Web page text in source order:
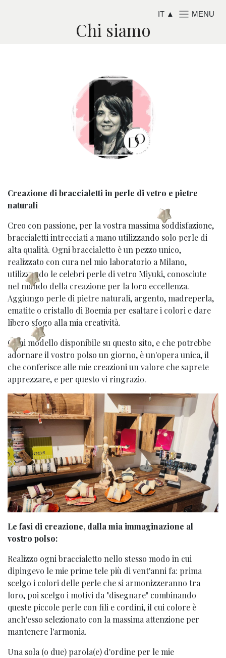
IT
Chi siamo
Creazione di braccialetti in perle di vetro e pietre
naturali
Creo con passione, per la vostra massima soddisfazione,
braccialetti intrecciati a mano utilizzando solo perle di
alta qualità. Ogni braccialetto è un pezzo unico,
realizzato con cura nel mio laboratorio a Milano,
utilizzando le celebri perle di vetro Miyuki, conosciute
nel mondo della creazione per la loro eccellenza.
Aggiungo perle di pietre naturali, argento, madreperla,
ematite o cristallo di Boemia per esaltare i colori e dare
libero sfogo alla mia creatività.
Ogni modello disponibile su questo sito, e che potrebbe
adornare il vostro polso un giorno, è un'opera unica, il
che conferisce alle mie creazioni un valore che saprete
apprezzare, e per questo vi ringrazio.
Le fasi di creazione, dalla mia immaginazione al
vostro polso:
Realizzo ogni braccialetto nello stesso modo in cui
dipingevo le mie prime tele più di vent'anni fa: prima
scelgo i colori delle perle che si armonizzeranno tra
loro, poi scelgo i motivi da "disegnare" combinando
queste piccole perle con fili e cordini, il cui colore è
anch'esso selezionato con la massima attenzione per
mantenere l'armonia.
Una sola (o due) parola(e) d'ordine per le mie